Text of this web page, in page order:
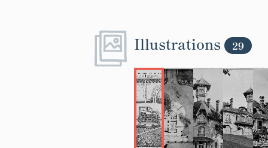
Illustrations 29